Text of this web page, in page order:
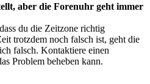
aber die Forenuhr geht immer
du die Zeitzone richtig
trotzdem noch falsch ist, geht die
falsch. Kontaktiere einen
Problem beheben kann.